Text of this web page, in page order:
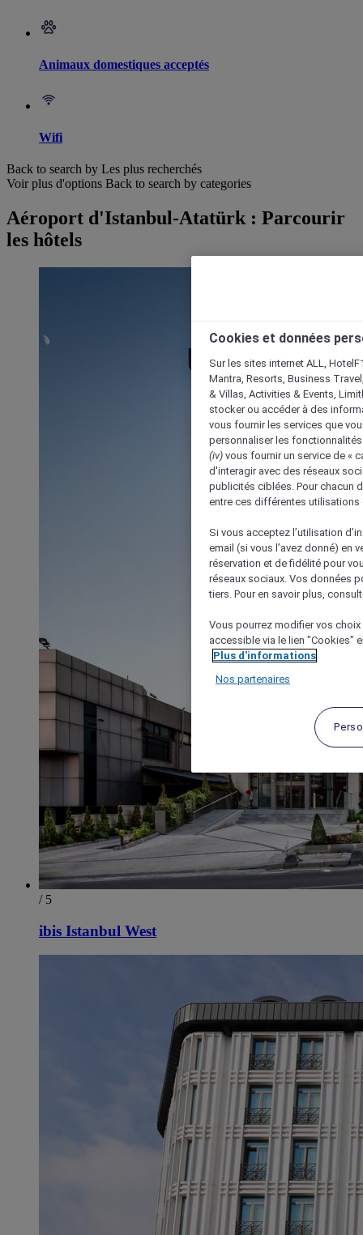
Animaux domestiques acceptés
Wifi
Back to search by Les plus recherchés
Voir plus d'options Back to search by categories
Aéroport d'Istanbul-Atatürk : Parcourir
les hôtels
/ 5
ibis Istanbul West
Cookies et données
Sur les sites internet ALL,
Mantra, Resorts, Business
& Villas, Activities & Events,
stocker ou accéder à des
vous fournir les services que
personnaliser les
(iv) vous fournir un service de «
d'interagir avec des réseaux
publicités ciblées. Pour chacun
entre ces différentes utilisations
Si vous acceptez l’utilisation
email (si vous l’avez donné) en
réservation et de fidélité pour
réseaux sociaux. Vos données
tiers. Pour en savoir plus,
Vous pourrez modifier vos
accessible via le lien "Cookies"
Plus d'informations
Nos partenaires